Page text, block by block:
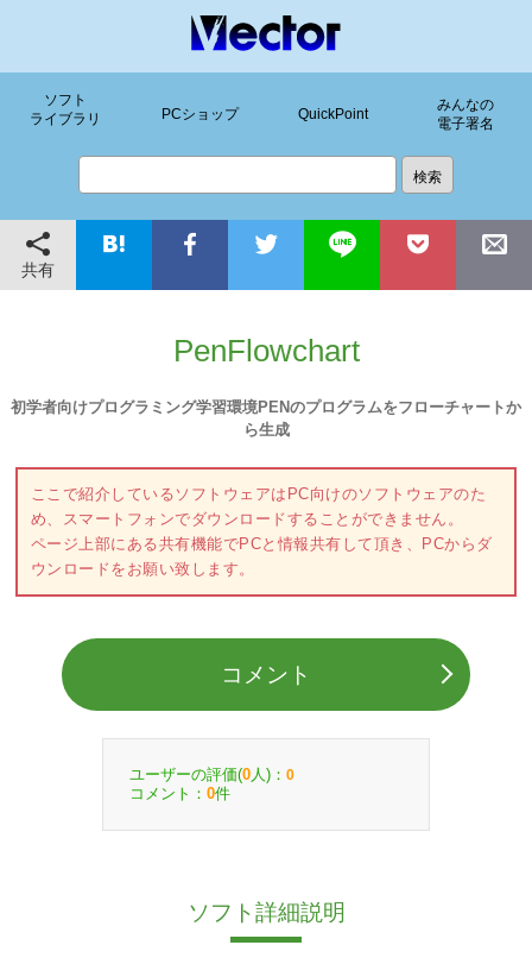
ソフト
ライブラリ
PCショップ QuickPoint
みんなの
電子署名
共有
PenFlowchart
初学者向けプログラミング学習環境PENのプログラムをフローチャートか
ら生成
ここで紹介しているソフトウェアはPC向けのソフトウェアのた
め、スマートフォンでダウンロードすることができません。
ページ上部にある共有機能でPCと情報共有して頂き、PCからダ
ウンロードをお願い致します。
コメント
ユーザーの評価(0 人)： 0
コメント： 0件
ソフト詳細説明